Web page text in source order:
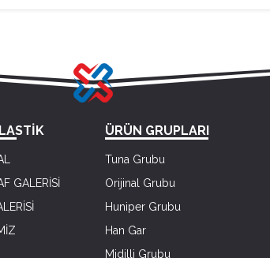
GALERİSİ
ÜRÜN GRUPLARI
Tuna Grubu
Orijinal Grubu
Huniper Grubu
Han Gar
Midilli Grubu